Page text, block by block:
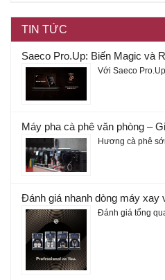
TIN TỨC
Với Saeco
Hương cà phê
Đánh giá nhanh dòng máy xay
Đánh giá tổng